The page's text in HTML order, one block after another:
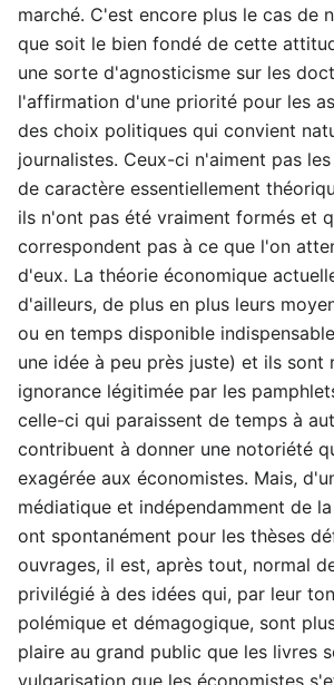
marché. C'est encore plus le cas de
que soit le bien fondé de cette
une sorte d'agnosticisme sur les
l'affirmation d'une priorité pour les
des choix politiques qui convient
journalistes. Ceux-ci n'aiment pas
de caractère essentiellement
ils n'ont pas été vraiment formés et
correspondent pas à ce que l'on
d'eux. La théorie économique
d'ailleurs, de plus en plus leurs
ou en temps disponible
une idée à peu près juste) et ils sont
ignorance légitimée par les
celle-ci qui paraissent de temps à
contribuent à donner une notoriété
exagérée aux économistes. Mais,
médiatique et indépendamment de
ont spontanément pour les thèses
ouvrages, il est, après tout, normal
privilégié à des idées qui, par leur
polémique et démagogique, sont
plaire au grand public que les livres
vulgarisation que les économistes